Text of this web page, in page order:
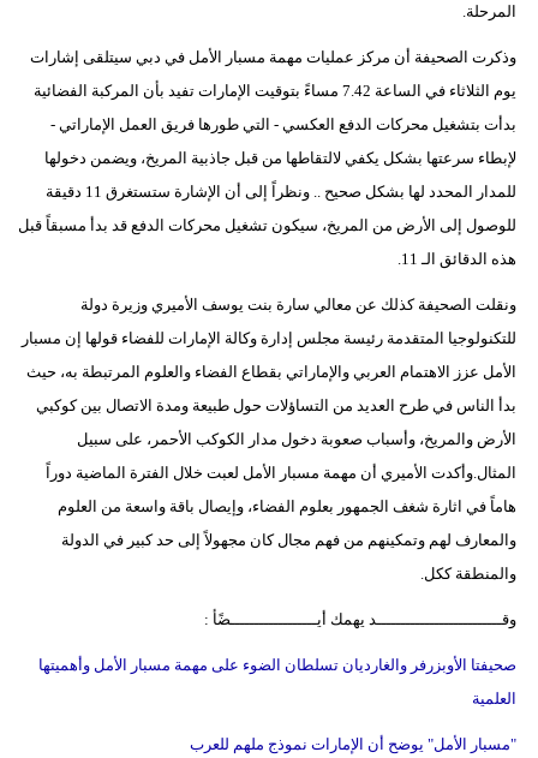
المرحلة.
وذكرت الصحيفة أن مركز عمليات مهمة مسبار الأمل في دبي سيتلقى إشارات
يوم الثلاثاء في الساعة 7.42 مساءً بتوقيت الإمارات تفيد بأن المركبة الفضائية
بدأت بتشغيل محركات الدفع العكسي - التي طورها فريق العمل الإماراتي -
لإبطاء سرعتها بشكل يكفي لالتقاطها من قبل جاذبية المريخ، ويضمن دخولها
للمدار المحدد لها بشكل صحيح .. ونظراً إلى أن الإشارة ستستغرق 11 دقيقة
للوصول إلى الأرض من المريخ، سيكون تشغيل محركات الدفع قد بدأ مسبقاً قبل
هذه الدقائق الـ 11.
ونقلت الصحيفة كذلك عن معالي سارة بنت يوسف الأميري وزيرة دولة
للتكنولوجيا المتقدمة رئيسة مجلس إدارة وكالة الإمارات للفضاء قولها إن مسبار
الأمل عزز الاهتمام العربي والإماراتي بقطاع الفضاء والعلوم المرتبطة به، حيث
بدأ الناس في طرح العديد من التساؤلات حول طبيعة ومدة الاتصال بين كوكبي
الأرض والمريخ، وأسباب صعوبة دخول مدار الكوكب الأحمر، على سبيل
المثال.وأكدت الأميري أن مهمة مسبار الأمل لعبت خلال الفترة الماضية دوراً
هاماً في اثارة شغف الجمهور بعلوم الفضاء، وإيصال باقة واسعة من العلوم
والمعارف لهم وتمكينهم من فهم مجال كان مجهولاً إلى حد كبير في الدولة
والمنطقة ككل.
وقــــــــــــــــــــــــــد يهمك أيــــــــــــــــــضًأ :
صحيفتا الأوبزرفر والغارديان تسلطان الضوء على مهمة مسبار الأمل وأهميتها
العلمية
"مسبار الأمل" يوضح أن الإمارات نموذج ملهم للعرب